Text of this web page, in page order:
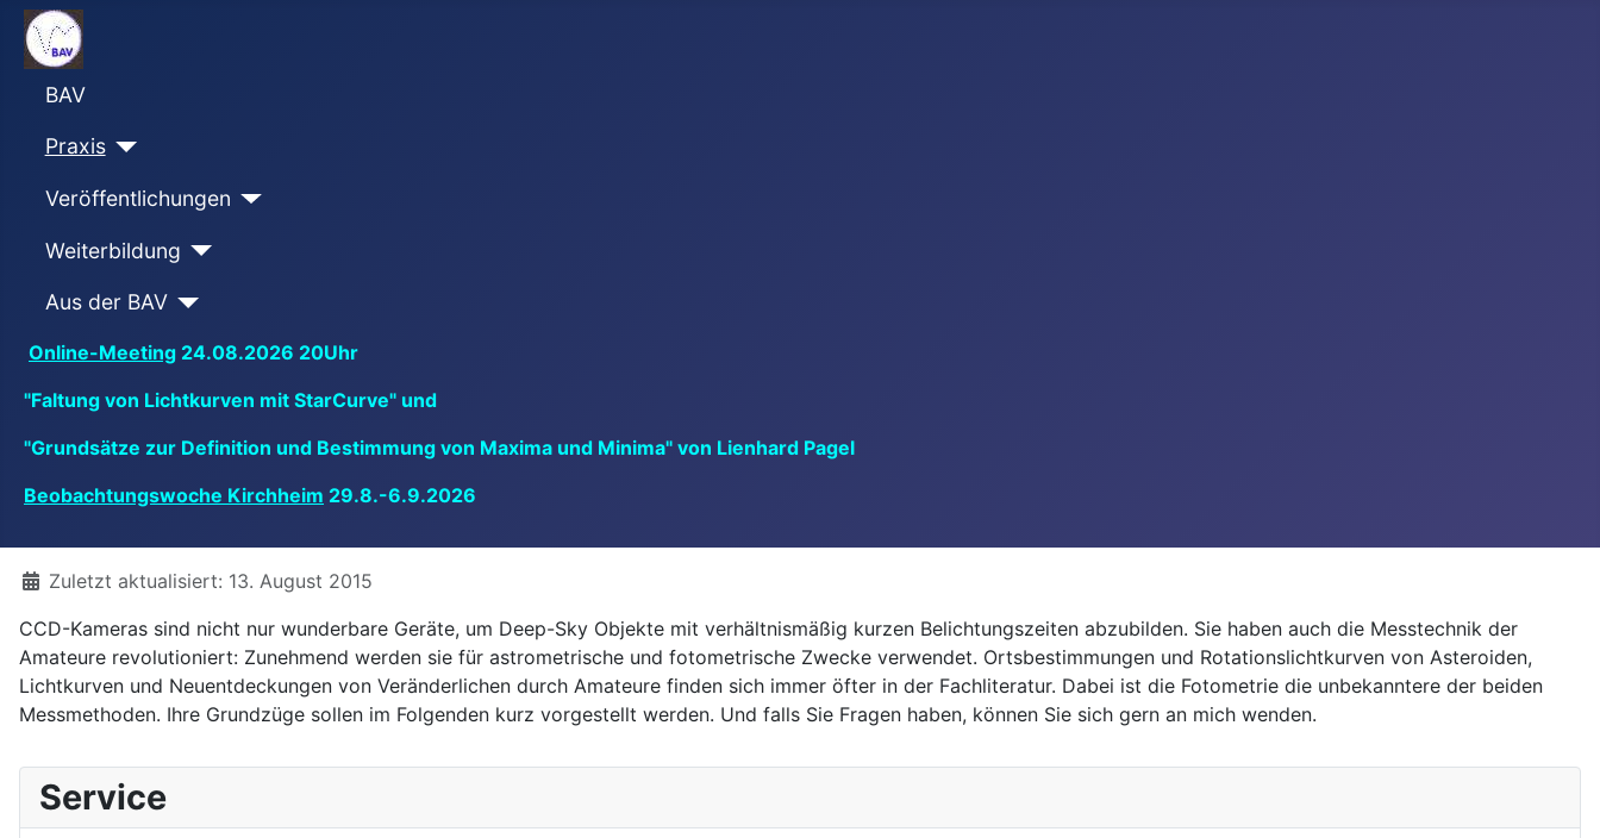
BAV
Praxis
Veröffentlichungen
Weiterbildung
Aus der BAV
Online-Meeting 24.08.2026 20Uhr
"Faltung von Lichtkurven mit StarCurve" und
"Grundsätze zur Definition und Bestimmung von Maxima und Minima" von Lienhard Pagel
Beobachtungswoche Kirchheim 29.8.-6.9.2026
DetailsZuletzt aktualisiert: 13. August 2015
CCD-Kameras sind nicht nur wunderbare Geräte, um Deep-Sky Objekte mit verhältnismäßig kurzen Belichtungszeiten abzubilden. Sie haben auch die Messtechnik der
Amateure revolutioniert: Zunehmend werden sie für astrometrische und fotometrische Zwecke verwendet. Ortsbestimmungen und Rotationslichtkurven von Asteroiden,
Lichtkurven und Neuentdeckungen von Veränderlichen durch Amateure finden sich immer öfter in der Fachliteratur. Dabei ist die Fotometrie die unbekanntere der beiden
Messmethoden. Ihre Grundzüge sollen im Folgenden kurz vorgestellt werden. Und falls Sie Fragen haben, können Sie sich gern an mich wenden.
Service